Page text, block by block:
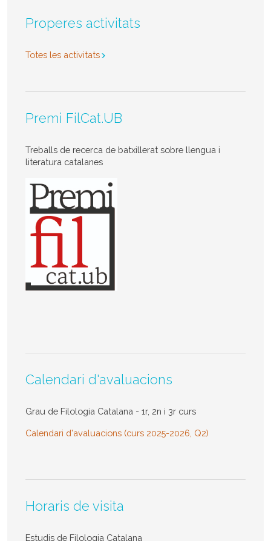
Properes activitats
Totes les activitats
Premi FilCat.UB
Treballs de recerca de batxillerat sobre llengua i
literatura catalanes
Calendari d'avaluacions
Grau de Filologia Catalana - 1r, 2n i 3r curs
Calendari d'avaluacions (curs 2025-2026, Q2)
Horaris de visita
Estudis de Filologia Catalana